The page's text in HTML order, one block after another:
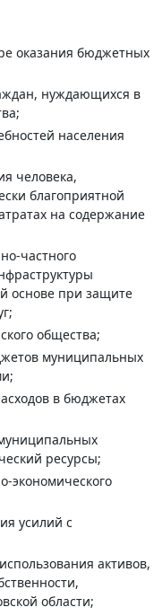
оказания бюджетных
нуждающихся в
населения
человека,
благоприятной
на содержание
частного
основе при защите
общества;
муниципальных
в бюджетах
ресурсы;
экономического
усилий с
активов,
области;